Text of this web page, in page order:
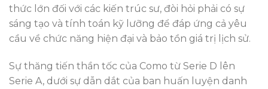
thức lớn đối với các kiến trúc sư, đòi hỏi phải có sự
sáng tạo và tính toán kỹ lưỡng để đáp ứng cả yêu
cầu về chức năng hiện đại và bảo tồn giá trị lịch sử.
Sự thăng tiến thần tốc của Como từ Serie D lên
Serie A, dưới sự dẫn dắt của ban huấn luyện danh